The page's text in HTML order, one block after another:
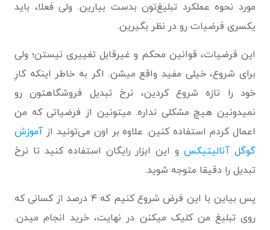
مورد نحوه‌ عملکرد تبلیغ‌تون بدست بیارین. ولی فعلا، باید
یکسری فرضیات رو در نظر بگیرین.
این فرضیات، قوانین محکم و غیرقابل تغییری نیستن؛ ولی
برای شروع، خیلی مفید واقع میشن. اگر به خاطر اینکه کارِ
خود را تازه شروع کردین، نرخ تبدیل فروشگاهتون رو
نمیدونین هیچ مشکلی نداره. میتونین از فرضیاتی که من
اعمال کردم استفاده کنین. علاوه بر اون می‌تونید از آموزش
گوگل آنالیتیکسو این ابزار رایگان استفاده کنید تا نرخ
تبدیل را دقیقا متوجه شوید.
پس بیاین با این فرض شروع کنیم که ۴ درصد از کسانی که
روی تبلیغ من کلیک میکنن در نهایت، خرید انجام میدن.